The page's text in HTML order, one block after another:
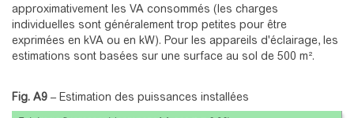
approximativement les VA consommés (les charges
individuelles sont généralement trop petites pour être
exprimées en kVA ou en kW). Pour les appareils d'éclairage, les
estimations sont basées sur une surface au sol de 500 m².
Fig. A9 – Estimation des puissances installées